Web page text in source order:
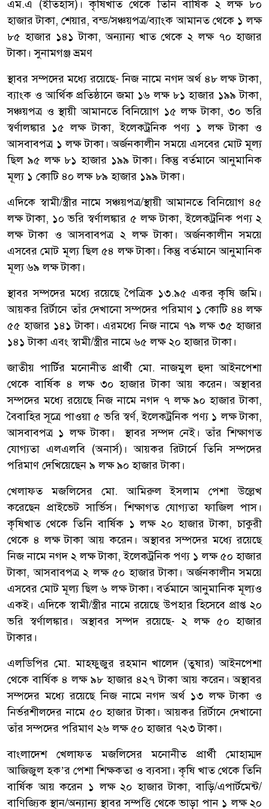
এম.এ (ইতিহাস)। কৃষিখাত থেকে তিনি বার্ষিক ২ লক্ষ ৮০
হাজার টাকা, শেয়ার, বন্ড/সঞ্চয়পত্র/ব্যাংক আমানত থেকে ১ লক্ষ
৮৫ হাজার ১৪১ টাকা, অন্যান্য খাত থেকে ২ লক্ষ ৭০ হাজার
টাকা। সুনামগঞ্জ ভ্রমণ
স্থাবর সম্পদের মধ্যে রয়েছে- নিজ নামে নগদ অর্থ ৪৮ লক্ষ টাকা,
ব্যাংক ও আর্থিক প্রতিষ্ঠানে জমা ১৬ লক্ষ ৮১ হাজার ১৯৯ টাকা,
সঞ্চয়পত্র ও স্থায়ী আমানতে বিনিয়োগ ১৫ লক্ষ টাকা, ৩০ ভরি
স্বর্ণালঙ্কার ১৫ লক্ষ টাকা, ইলেকট্রনিক পণ্য ১ লক্ষ টাকা ও
আসবাবপত্র ১ লক্ষ টাকা। অর্জনকালীন সময়ে এসবের মোট মূল্য
ছিল ৯৫ লক্ষ ৮১ হাজার ১৯৯ টাকা। কিন্তু বর্তমানে আনুমানিক
মূল্য ১ কোটি ৪০ লক্ষ ৮৯ হাজার ১৯৯ টাকা।
এদিকে স্বামী/স্ত্রীর নামে সঞ্চয়পত্র/স্থায়ী আমানতে বিনিয়োগ ৪৫
লক্ষ টাকা, ১০ ভরি স্বর্ণালঙ্কার ৫ লক্ষ টাকা, ইলেকট্রনিক পণ্য ২
লক্ষ টাকা ও আসবাবপত্র ২ লক্ষ টাকা। অর্জনকালীন সময়ে
এসবের মোট মূল্য ছিল ৫৪ লক্ষ টাকা। কিন্তু বর্তমানে আনুমানিক
মূল্য ৬৯ লক্ষ টাকা।
স্থাবর সম্পদের মধ্যে রয়েছে পৈত্রিক ১৩.৯৫ একর কৃষি জমি।
আয়কর রির্টানে তাঁর দেখানো সম্পদের পরিমাণ ১ কোটি ৪৪ লক্ষ
৫৫ হাজার ১৪১ টাকা। এরমধ্যে নিজ নামে ৭৯ লক্ষ ৩৫ হাজার
১৪১ টাকা এবং স্বামী/স্ত্রীর নামে ৬৫ লক্ষ ২০ হাজার টাকা।
জাতীয় পার্টির মনোনীত প্রার্থী মো. নাজমুল হুদা আইনপেশা
থেকে বার্ষিক ৪ লক্ষ ৩০ হাজার টাকা আয় করেন। অস্থাবর
সম্পদের মধ্যে রয়েছে নিজ নামে নগদ ৭ লক্ষ ৯০ হাজার টাকা,
বৈবাহির সূত্রে পাওয়া ৫ ভরি স্বর্ণ, ইলেকট্রনিক পণ্য ১ লক্ষ টাকা,
আসবাবপত্র ১ লক্ষ টাকা। স্থাবর সম্পদ নেই। তাঁর শিক্ষাগত
যোগ্যতা এলএলবি (অনার্স)। আয়কর রিটার্নে তিনি সম্পদের
পরিমাণ দেখিয়েছেন ৯ লক্ষ ৯০ হাজার টাকা।
খেলাফত মজলিসের মো. আমিরুল ইসলাম পেশা উল্লেখ
করেছেন প্রাইভেট সার্ভিস। শিক্ষাগত যোগ্যতা ফাজিল পাস।
কৃষিখাত থেকে তিনি বার্ষিক ১ লক্ষ ২০ হাজার টাকা, চাকুরী
থেকে ৪ লক্ষ টাকা আয় করেন। অস্থাবর সম্পদের মধ্যে রয়েছে
নিজ নামে নগদ ২ লক্ষ টাকা, ইলেকট্রনিক পণ্য ১ লক্ষ ৫০ হাজার
টাকা, আসবাবপত্র ২ লক্ষ ৫০ হাজার টাকা। অর্জনকালীন সময়ে
এসবের মোট মূল্য ছিল ৬ লক্ষ টাকা। বর্তমানে আনুমানিক মূল্যও
একই। এদিকে স্বামী/স্ত্রীর নামে রয়েছে উপহার হিসেবে প্রাপ্ত ২০
ভরি স্বর্ণালঙ্কার। অস্থাবর সম্পদ রয়েছে- ২ লক্ষ ৫০ হাজার
টাকার।
এলডিপির মো. মাহফুজুর রহমান খালেদ (তুষার) আইনপেশা
থেকে বার্ষিক ৪ লক্ষ ৯৮ হাজার ৪২৭ টাকা আয় করেন। অস্থাবর
সম্পদের মধ্যে রয়েছে নিজ নামে নগদ অর্থ ১৩ লক্ষ টাকা ও
নির্ভরশীলদের নামে ৫০ হাজার টাকা। আয়কর রির্টানে দেখানো
তাঁর সম্পদের পরিমাণ ২৬ লক্ষ ৫০ হাজার ৭২৩ টাকা।
বাংলাদেশ খেলাফত মজলিসের মনোনীত প্রার্থী মোহাম্মদ
আজিজুল হক’র পেশা শিক্ষকতা ও ব্যবসা। কৃষি খাত থেকে তিনি
বার্ষিক আয় করেন ১ লক্ষ ২০ হাজার টাকা, বাড়ি/এপার্টমেন্ট/
বাণিজ্যিক স্থান/অন্যান্য স্থাবর সম্পত্তি থেকে ভাড়া পান ১ লক্ষ ২০